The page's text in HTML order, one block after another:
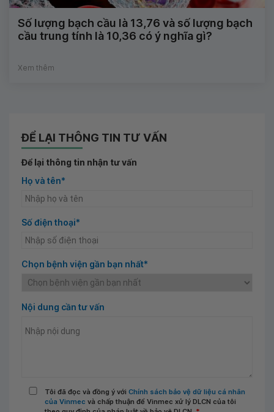
Số lượng bạch cầu là 13,76 và số lượng bạch
cầu trung tính là 10,36 có ý nghĩa gì?
Xem thêm
ĐỂ LẠI THÔNG TIN TƯ VẤN
Để lại thông tin nhận tư vấn
Họ và tên*
Số điện thoại*
Chọn bệnh viện gần bạn nhất*
Nội dung cần tư vấn
Tôi đã đọc và đồng ý với Chính sách bảo vệ dữ liệu cá nhân
của Vinmec và chấp thuận để Vinmec xử lý DLCN của tôi